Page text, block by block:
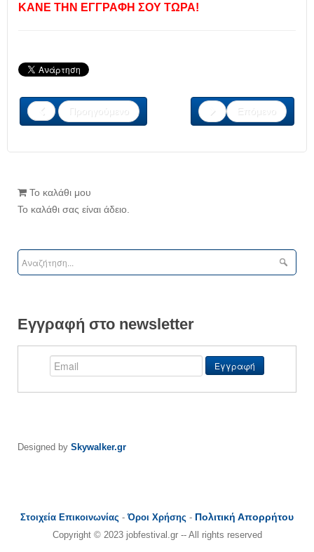
ΚΑΝΕ ΤΗΝ ΕΓΓΡΑΦΗ ΣΟΥ ΤΩΡΑ!
Προηγούμενο Επόμενο
Το καλάθι μου
Το καλάθι σας είναι άδειο.
Εγγραφή στο newsletter
Designed by Skywalker.gr
Στοιχεία Επικοινωνίας -Όροι Χρήσης - Πολιτική Απορρήτου
Copyright © 2023 jobfestival.gr -- All rights reserved